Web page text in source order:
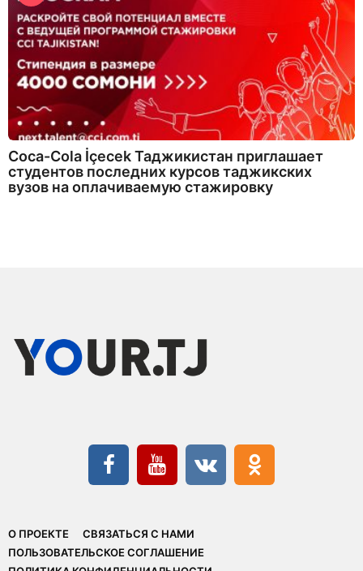
Coca-Cola İçecek Таджикистан приглашает
студентов последних курсов таджикских
вузов на оплачиваемую стажировку
О ПРОЕКТЕ
СВЯЗАТЬСЯ С НАМИ
ПОЛЬЗОВАТЕЛЬСКОЕ СОГЛАШЕНИЕ